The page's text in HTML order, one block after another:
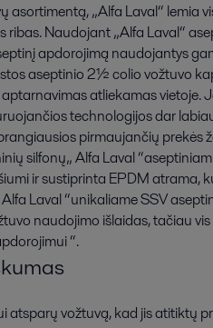
asortimentą, „Alfa Laval“ lemia
ribas. Naudojant „Alfa Laval“
apdorojimą naudojantys
aseptinio 2½ colio vožtuvo
atliekamas vietoje.
technologijos dar
pirmaujančių prekės
silfonų„ Alfa Laval
ir sustiprinta EPDM atrama,
Laval “unikaliame SSV
naudojimo išlaidas, tačiau
“.
atsparų vožtuvą, kad jis atitiktų